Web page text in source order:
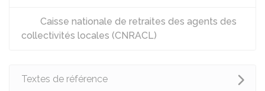
Caisse nationale de retraites des agents des
collectivités locales (CNRACL)
Textes de référence